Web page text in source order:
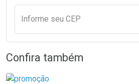
Informe seu CEP
Confira também